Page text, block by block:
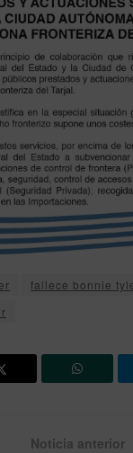
fallece bonnie
Noticia anterior